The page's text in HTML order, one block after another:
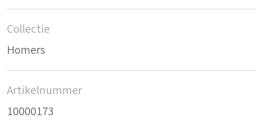
Collectie
Homers
Artikelnummer
10000173